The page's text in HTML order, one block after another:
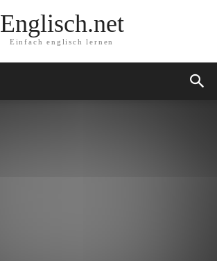
Englisch.net
Einfach englisch lernen